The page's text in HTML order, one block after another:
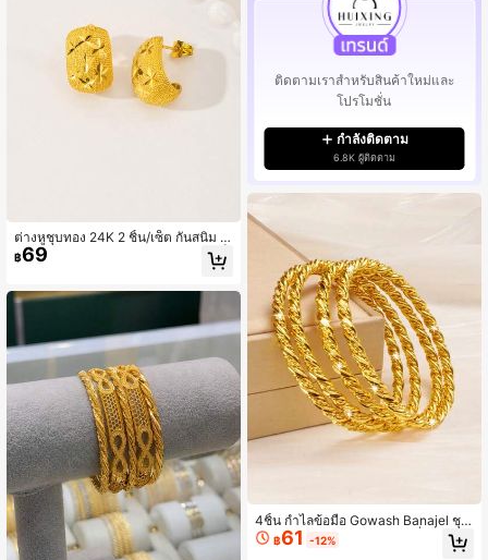
ต่างหูชุบทอง 24K 2 ชิ้น/เซ็ต กันสนิม ท
อง 24K ทางเลือก ลายดาวตัดเพชรมีเท็
กซ์เจอร์ สไตล์ตะวันออกกลาง เครื่องปร
฿69
ติดตามเราสำหรับสินค้าใหม่และ
โปรโมชั่น
กำลังติดตาม
6.8K ผู้ติดตาม
4ชิ้น กำไลข้อมือ Gowash Banajel ชุบ
ทอง 21K, ทางเลือกทอง 21K ที่ทนต่อสนิ
ม, ของขวัญแต่งงานที่สมบูรณ์แบบสำห
฿61 -12%